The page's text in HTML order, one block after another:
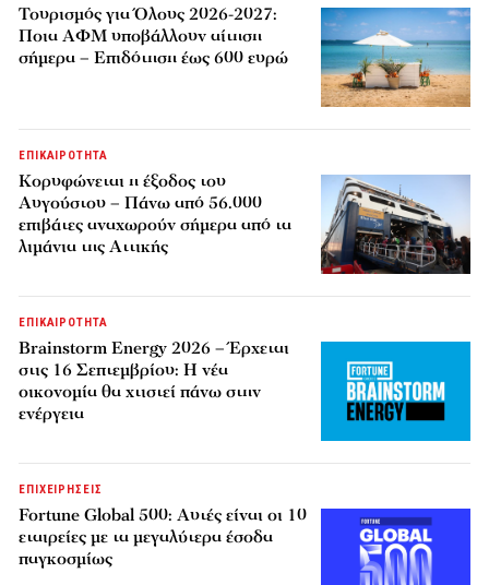
Τουρισμός για Όλους 2026-2027:
Ποια ΑΦΜ υποβάλλουν αίτηση
σήμερα – Επιδότηση έως 600 ευρώ
ΕΠΙΚΑΙΡΟΤΗΤΑ
Κορυφώνεται η έξοδος του
Αυγούστου – Πάνω από 56.000
επιβάτες αναχωρούν σήμερα από τα
λιμάνια της Αττικής
ΕΠΙΚΑΙΡΟΤΗΤΑ
Brainstorm Energy 2026 – Έρχεται
στις 16 Σεπτεμβρίου: Η νέα
οικονομία θα χτιστεί πάνω στην
ενέργεια
ΕΠΙΧΕΙΡΗΣΕΙΣ
Fortune Global 500: Αυτές είναι οι 10
εταιρείες με τα μεγαλύτερα έσοδα
παγκοσμίως